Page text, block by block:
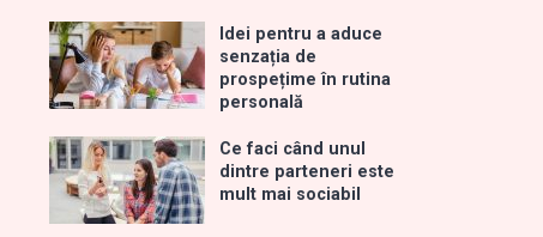
Idei pentru a aduce
senzația de
prospețime în rutina
personală
Ce faci când unul
dintre parteneri este
mult mai sociabil